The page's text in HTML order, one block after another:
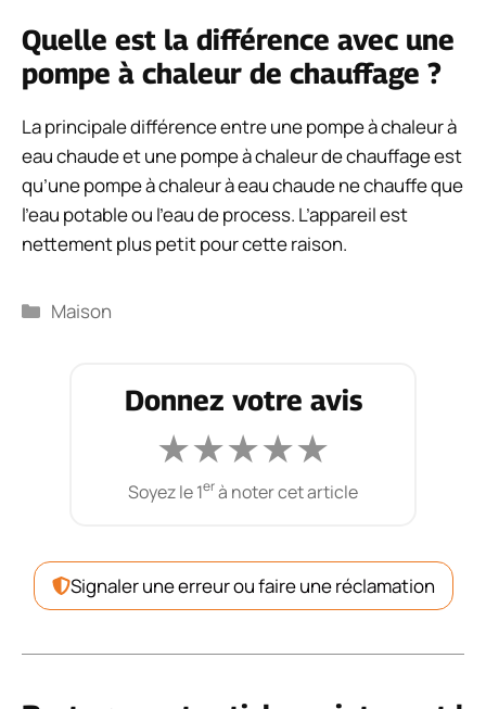
Quelle est la différence avec une
pompe à chaleur de chauffage ?
La principale différence entre une pompe à chaleur à
eau chaude et une pompe à chaleur de chauffage est
qu’une pompe à chaleur à eau chaude ne chauffe que
l’eau potable ou l’eau de process. L’appareil est
nettement plus petit pour cette raison.
Catégories
Maison
Donnez votre avis
★★★★★
Soyez le 1erà noter cet article
Signaler une erreur ou faire une réclamation